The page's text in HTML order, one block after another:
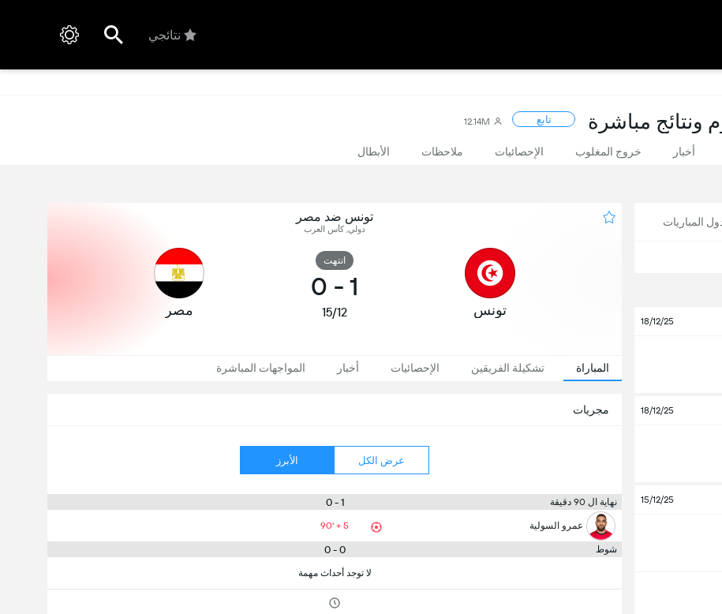
نتائجي
ونتائج مباشرة تابع 12.14M
أخبار خروج المغلوب الإحصائيات ملاحظات الأبطال
المباريات
18/12/25
18/12/25
15/12/25
تونس ضد مصر
دولي, كأس العرب
تونس
انتهت
1
-
0
15/12 مصر
المباراة تشكيلة الفريقين الإحصائيات أخبار المواجهات المباشرة
مجريات
عرض الكل الأبرز
نهاية ال 90 دقيقة 1 - 0
عمرو السولية 90' + 5
شوط 0 - 0
لا توجد أحداث مهمة